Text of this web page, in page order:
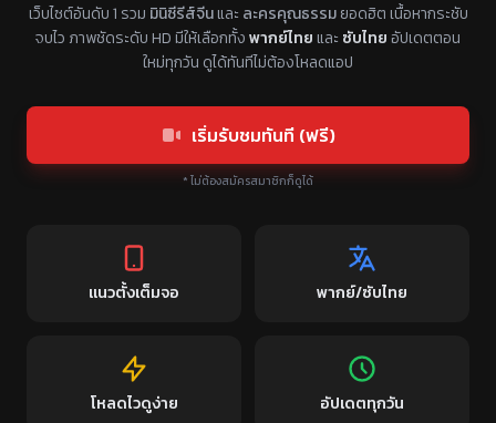
เว็บไซต์อันดับ 1 รวม มินิซีรีส์จีนและ ละครคุณธรรมยอดฮิต เนื้อหากระชับ
จบไว ภาพชัดระดับ HD มีให้เลือกทั้งพากย์ไทยและ ซับไทยอัปเดตตอน
ใหม่ทุกวัน ดูได้ทันทีไม่ต้องโหลดแอป
เริ่มรับชมทันที (ฟรี)
* ไม่ต้องสมัครสมาชิกก็ดูได้
แนวตั้งเต็มจอ พากย์/ซับไทย
โหลดไวดูง่าย อัปเดตทุกวัน